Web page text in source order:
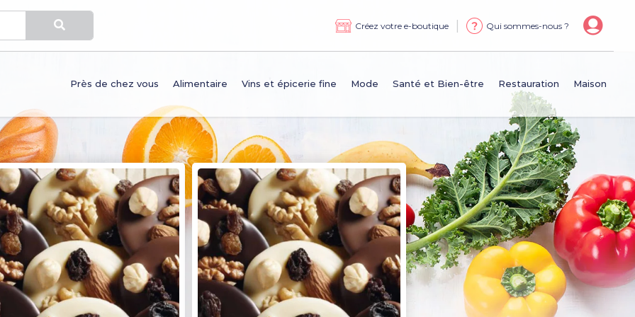
Créez votre e-boutique Qui sommes-nous ?
Près de chez vous Alimentaire Vins et épicerie fine Mode Santé et Bien-être Restauration Maison